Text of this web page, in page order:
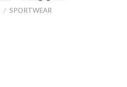
/ SPORTWEAR